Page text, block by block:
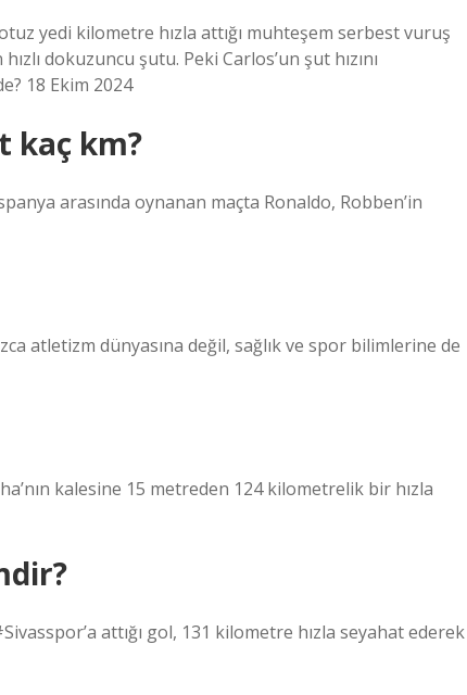
yedi kilometre hızla attığı muhteşem serbest vuruş
dokuzuncu şutu. Peki Carlos’un şut hızını
18 Ekim 2024
kaç km?
arasında oynanan maçta Ronaldo, Robben’in
atletizm dünyasına değil, sağlık ve spor bilimlerine de
kalesine 15 metreden 124 kilometrelik bir hızla
attığı gol, 131 kilometre hızla seyahat ederek